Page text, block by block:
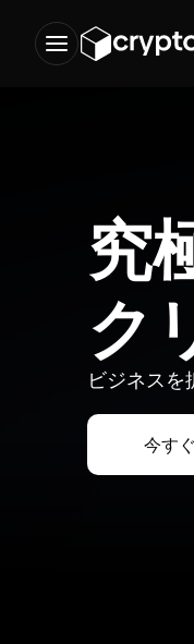
究
ク
ビジネスを
今す